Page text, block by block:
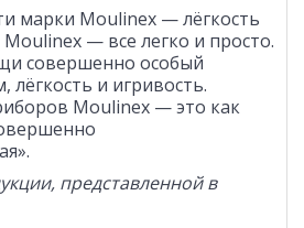
марки Moulinex — лёгкость
— все легко и просто.
совершенно особый
и игривость.
Moulinex — это как
представленной в